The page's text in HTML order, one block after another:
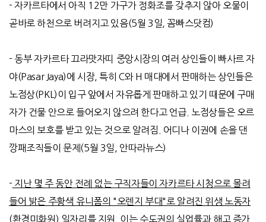
-자카르타에서 아직 12만 가구가 정화조를 갖추지 않아 오물이
곧바로 하천으로 버려지고 있음(5월 3일 꼼빠스닷컴)
- 동부 자카르타 끄라맛자띠 중앙시장의 여러 상인들이 빠사르 자
야(Pasar Jaya)에 시장, 특히 C와H 매대에서 판매하는 상인들은
노점상(PKL)이 입구 앞에서 자유롭게 판매하고 있기 때문에 구매
자가 건물 안으로 들어오지 않으려 한다고 언급
노점상들은 오르
마스의 보호를 받고 있는 것으로 알려짐
어디나 이권에 손을 댄
깡패조직들이 문제 (5월 3일 안따라뉴스)
- 지난 몇 주 동안 전례 없는 구직자들이 자카르타 시청으로 몰려
들어 밝은 주황색 유니폼의 "오렌지 부대"로 알려진 위생 노동자
(환경미화원) 일자리를 지원. 이는 수도권의 실업률과 해고 증가